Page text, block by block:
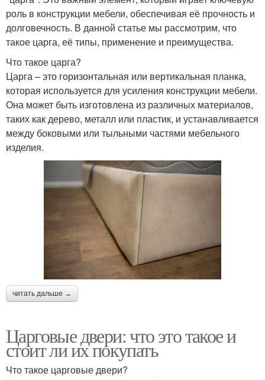
роль в конструкции мебели, обеспечивая её прочность и
долговечность. В данной статье мы рассмотрим, что
такое царга, её типы, применение и преимущества.
Что такое царга?
Царга – это горизонтальная или вертикальная планка,
которая используется для усиления конструкции мебели.
Она может быть изготовлена из различных материалов,
таких как дерево, металл или пластик, и устанавливается
между боковыми или тыльными частями мебельного
изделия.
читать дальше →
Царговые двери: что это такое и
стоит ли их покупать
Что такое царговые двери?